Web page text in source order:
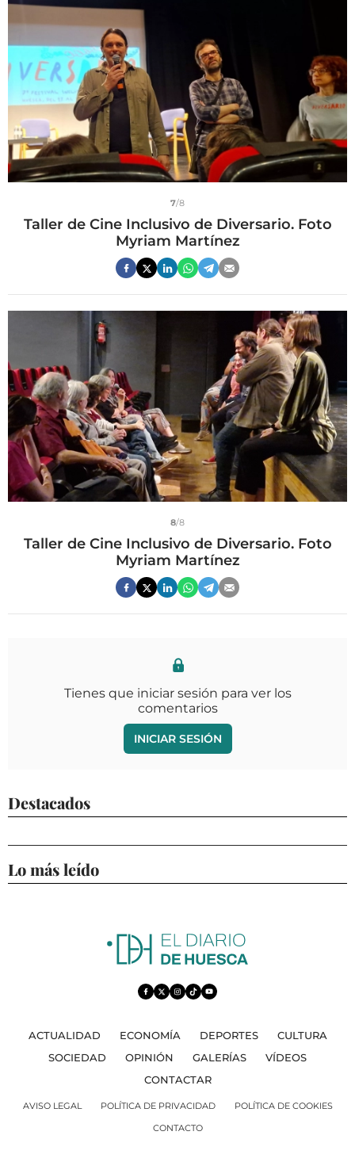
7/8
Taller de Cine Inclusivo de Diversario. Foto
Myriam Martínez
8/8
Taller de Cine Inclusivo de Diversario. Foto
Myriam Martínez
Tienes que iniciar sesión para ver los
comentarios
INICIAR SESIÓN
Destacados
Lo más leído
ACTUALIDAD ECONOMÍA DEPORTES
CULTURA
SOCIEDAD
OPINIÓN GALERÍAS
VÍDEOS
CONTACTAR
AVISO LEGAL POLÍTICA DE PRIVACIDAD
POLÍTICA DE COOKIES
CONTACTO